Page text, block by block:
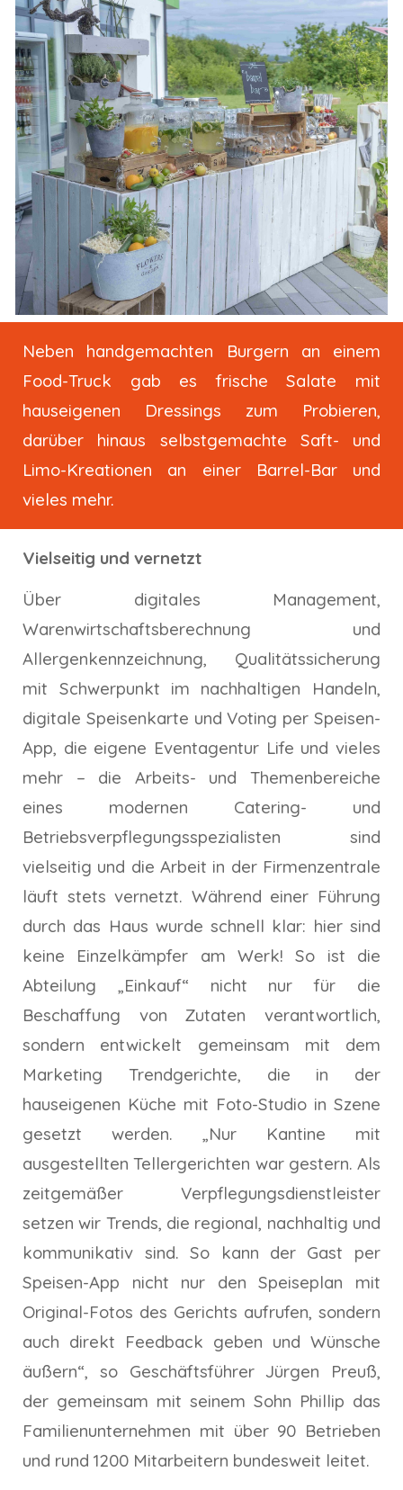
Neben handgemachten Burgern an einem
Food-Truck gab es frische Salate mit
hauseigenen Dressings zum Probieren,
darüber hinaus selbstgemachte Saft- und
Limo-Kreationen an einer Barrel-Bar und
vieles mehr.
Vielseitig und vernetzt
Über digitales Management,
Warenwirtschaftsberechnung und
Allergenkennzeichnung, Qualitätssicherung
mit Schwerpunkt im nachhaltigen Handeln,
digitale Speisenkarte und Voting per Speisen-
App, die eigene Eventagentur Life und vieles
mehr – die Arbeits- und Themenbereiche
eines modernen Catering- und
Betriebsverpflegungsspezialisten sind
vielseitig und die Arbeit in der Firmenzentrale
läuft stets vernetzt. Während einer Führung
durch das Haus wurde schnell klar: hier sind
keine Einzelkämpfer am Werk! So ist die
Abteilung „Einkauf“ nicht nur für die
Beschaffung von Zutaten verantwortlich,
sondern entwickelt gemeinsam mit dem
Marketing Trendgerichte, die in der
hauseigenen Küche mit Foto-Studio in Szene
gesetzt werden. „Nur Kantine mit
ausgestellten Tellergerichten war gestern. Als
zeitgemäßer Verpflegungsdienstleister
setzen wir Trends, die regional, nachhaltig und
kommunikativ sind. So kann der Gast per
Speisen-App nicht nur den Speiseplan mit
Original-Fotos des Gerichts aufrufen, sondern
auch direkt Feedback geben und Wünsche
äußern“, so Geschäftsführer Jürgen Preuß,
der gemeinsam mit seinem Sohn Phillip das
Familienunternehmen mit über 90 Betrieben
und rund 1200 Mitarbeitern bundesweit leitet.